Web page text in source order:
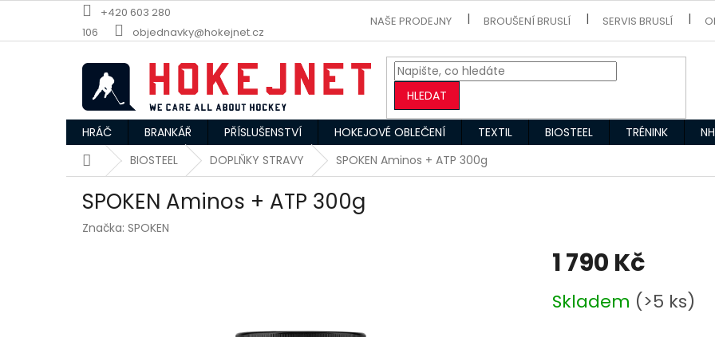
obsah
+420 603 280
106
objednavky@hokejnet.cz
NAŠE PRODEJNY BROUŠENÍ BRUSLÍ SERVIS BRUSLÍ
HLEDAT
HRÁČ BRANKÁŘ PŘÍSLUŠENSTVÍ HOKEJOVÉ OBLEČENÍ TEXTIL BIOSTEEL TRÉNINK
DomůBIOSTEEL DOPLŇKY STRAVY SPOKEN Aminos + ATP 300g
SPOKEN Aminos + ATP 300g
Značka: SPOKEN
1 790 Kč
cena:
Skladem (>5 ks)